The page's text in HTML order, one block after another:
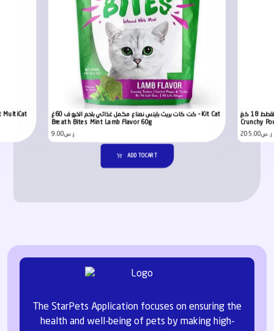
كت كات بريث بايتس نعناع مكمل غذائي بلحم الخروف 60غ – Kit Cat
Breath Bites Mint Lamb Flavor 60g
ر.س9.00
ADD TO CART
جوسي كات كرانشي بولتري بالدواجن للقطط 18 كغ – JosiCat
Crunchy
ر.س205.00
The StarPets Application focuses on ensuring the
health and well-being of pets by making high-